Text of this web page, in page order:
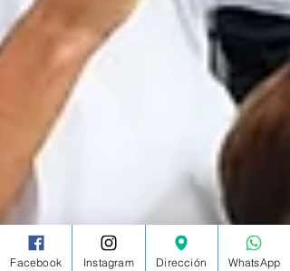
Facebook Instagram Dirección WhatsApp